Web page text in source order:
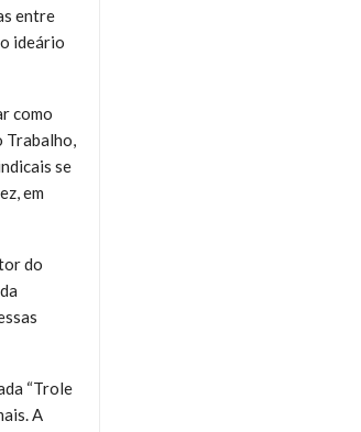
entre
ideário
como
Trabalho,
se
em
do
“Trole
A